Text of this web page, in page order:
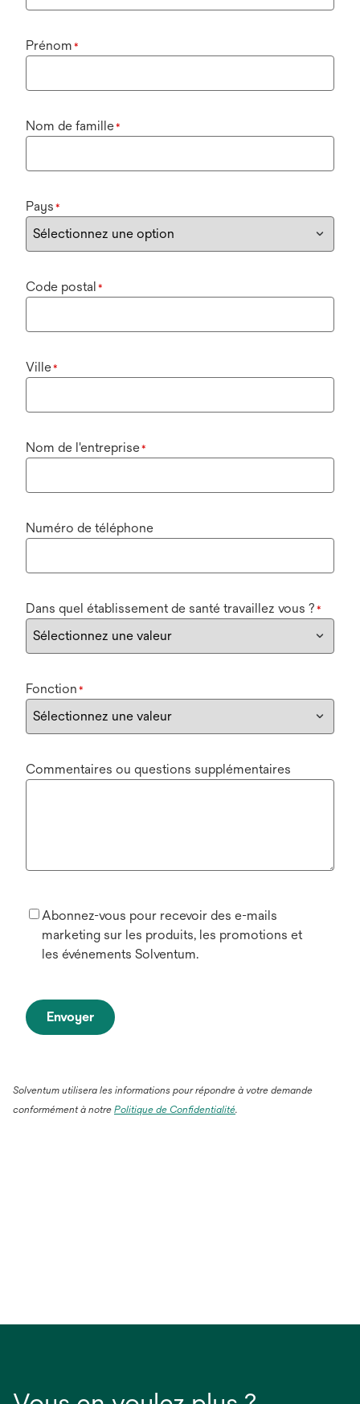
Prénom *
Nom de famille*
Pays *
Code postal *
Ville*
Nom de l'entreprise*
Numéro de téléphone
Dans quel établissement de santé travaillez vous ? *
Fonction *
Commentaires ou questions supplémentaires
Abonnez-vous pour recevoir des e-mails
marketing sur les produits, les promotions et
les événements Solventum.
Envoyer
Solventum utilisera les informations pour répondre à votre demande
conformément à notre Politique de Confidentialité.